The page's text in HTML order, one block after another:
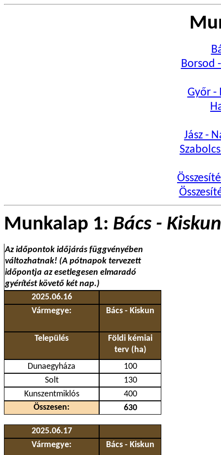
Borsod
Győr -
Jász -
Munkalap 1: Bács - Kiskun
Az időpontok időjárás függvényében
változhatnak! (A pótnapok tervezett
időpontja az esetlegesen elmaradó
gyérítést követő két nap.)
2025.06.16
Vármegye:
Bács - Kiskun
Település
Földi kémiai
terv (ha)
Dunaegyháza
100
Solt
130
Kunszentmiklós
400
Összesen:
630
2025.06.17
Vármegye:
Bács - Kiskun